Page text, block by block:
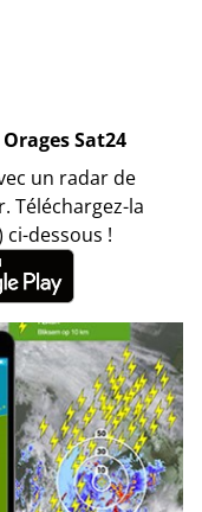
Sat24
un radar de
Téléchargez-la
dessous !